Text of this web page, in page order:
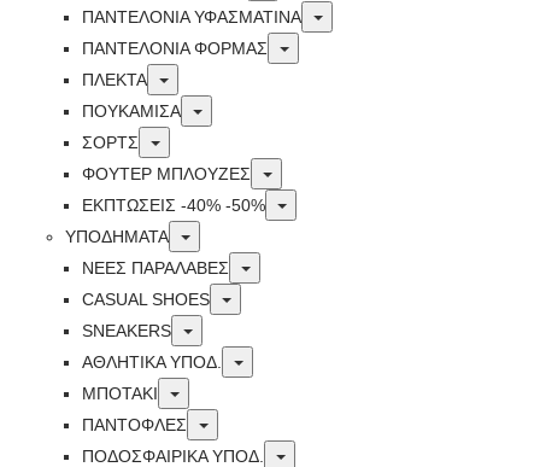
ΠΑΝΤΕΛΟΝΙΑ ΥΦΑΣΜΑΤΙΝΑ
Toggle
ΠΑΝΤΕΛΟΝΙΑ ΦΟΡΜΑΣ
Toggle
ΠΛΕΚΤΑ
Toggle
ΠΟΥΚΑΜΙΣΑ
Toggle
ΣΟΡΤΣ
Toggle
ΦΟΥΤΕΡ ΜΠΛΟΥΖΕΣ
Toggle
ΕΚΠΤΏΣΕΙΣ -40% -50%
Toggle
ΥΠΟΔΗΜΑΤΑ
Toggle
ΝΕΕΣ ΠΑΡΑΛΑΒΕΣ
Toggle
CASUAL SHOES
Toggle
SNEAKERS
Toggle
ΑΘΛΗΤΙΚΑ ΥΠΟΔ.
Toggle
ΜΠΟΤΑΚΙ
Toggle
ΠΑΝΤΟΦΛΕΣ
Toggle
ΠΟΔΟΣΦΑΙΡΙΚΆ ΥΠΟΔ.
Toggle